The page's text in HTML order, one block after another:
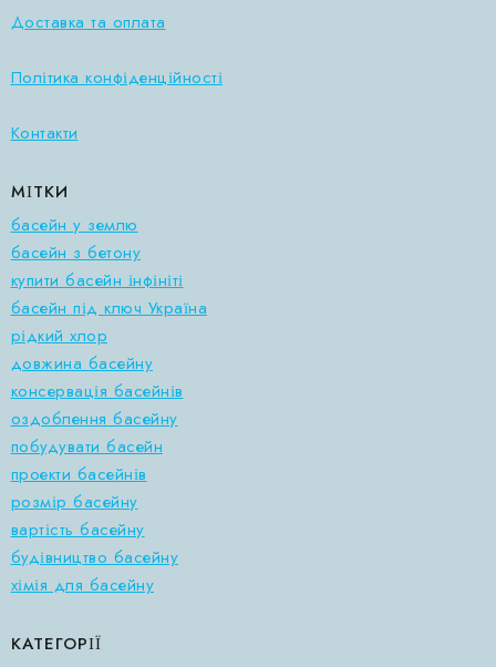
Доставка та оплата
Політика конфіденційності
Контакти
МІТКИ
басейн у землю
басейн з бетону
купити басейн інфініті
басейн під ключ Україна
рідкий хлор
довжина басейну
консервація басейнів
оздоблення басейну
побудувати басейн
проекти басейнів
розмір басейну
вартість басейну
будівництво басейну
хімія для басейну
КАТЕГОРІЇ